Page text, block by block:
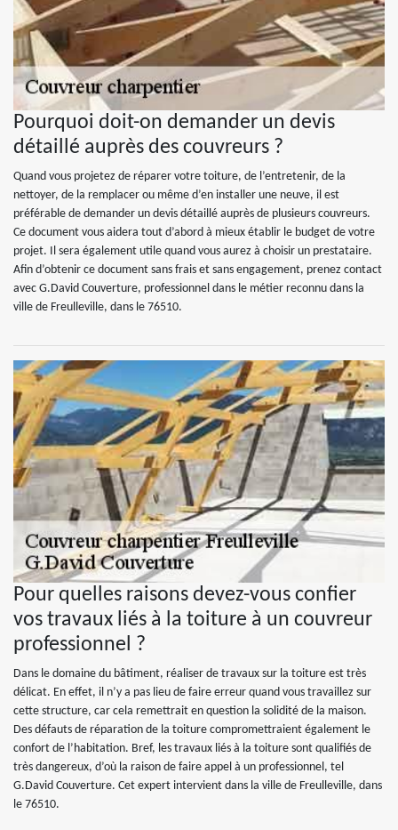
Pourquoi doit-on demander un devis
détaillé auprès des couvreurs ?
Quand vous projetez de réparer votre toiture, de l’entretenir, de la
nettoyer, de la remplacer ou même d’en installer une neuve, il est
préférable de demander un devis détaillé auprès de plusieurs couvreurs.
Ce document vous aidera tout d’abord à mieux établir le budget de votre
projet. Il sera également utile quand vous aurez à choisir un prestataire.
Afin d’obtenir ce document sans frais et sans engagement, prenez contact
avec G.David Couverture, professionnel dans le métier reconnu dans la
ville de Freulleville, dans le 76510.
Pour quelles raisons devez-vous confier
vos travaux liés à la toiture à un couvreur
professionnel ?
Dans le domaine du bâtiment, réaliser de travaux sur la toiture est très
délicat. En effet, il n’y a pas lieu de faire erreur quand vous travaillez sur
cette structure, car cela remettrait en question la solidité de la maison.
Des défauts de réparation de la toiture compromettraient également le
confort de l’habitation. Bref, les travaux liés à la toiture sont qualifiés de
très dangereux, d’où la raison de faire appel à un professionnel, tel
G.David Couverture. Cet expert intervient dans la ville de Freulleville, dans
le 76510.